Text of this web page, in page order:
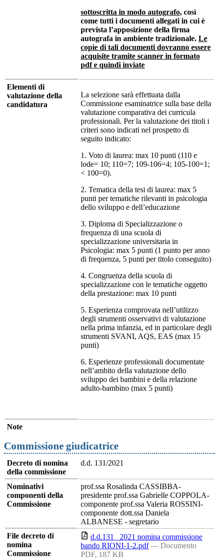
sottoscritta in modo autografo, così
come tutti i documenti allegati in cui è
prevista l’apposizione della firma
autografa in ambiente tradizionale. Le
copie di tali documenti dovranno essere
acquisite tramite scanner in formato
pdf e quindi inviate
Elementi di
valutazione della
candidatura
La selezione sarà effettuata dalla
Commissione esaminatrice sulla base della
valutazione comparativa dei curricula
professionali. Per la valutazione dei titoli i
criteri sono indicati nel prospetto di
seguito indicato:
1. Voto di laurea: max 10 punti (110 e
lode= 10; 110=7; 109-106=4; 105-100=1;
< 100=0).
2. Tematica della tesi di laurea: max 5
punti per tematiche rilevanti in psicologia
dello sviluppo e dell’educazione
3. Diploma di Specializzazione o
frequenza di una scuola di
specializzazione universitaria in
Psicologia: max 5 punti (1 punto per anno
di frequenza, 5 punti per titolo conseguito)
4. Congruenza della scuola di
specializzazione con le tematiche oggetto
della prestazione: max 10 punti
5. Esperienza comprovata nell’utilizzo
degli strumenti osservativi di valutazione
nella prima infanzia, ed in particolare degli
strumenti SVANI, AQS, EAS (max 15
punti)
6. Esperienze professionali documentate
nell’ambito della valutazione dello
sviluppo dei bambini e della relazione
adulto-bambino (max 5 punti)
Note
Commissione giudicatrice
Decreto di nomina
della commissione
d.d. 131/2021
Nominativi
componenti della
Commissione
prof.ssa Rosalinda CASSIBBA-
presidente prof.ssa Gabrielle COPPOLA-
componente prof.ssa Valeria ROSSINI-
componente dott.ssa Daniela
ALBANESE - segretario
File decreto di
nomina
Commissione
d.d.131 _2021 nomina commissione
bando RIONI-1-2.pdf — Documento
PDF, 187 KB